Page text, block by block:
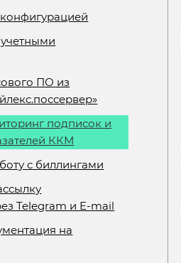
ПО из
подписок и
ККМ
с биллингами
Telegram и E-mail
на